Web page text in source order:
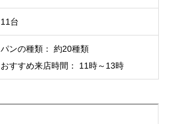
11台
パンの種類： 約20種類
おすすめ来店時間： 11時～13時